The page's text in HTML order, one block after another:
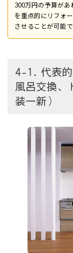
300万円の予算が
を重点的にリフォ
させることが可能で
4-1. 代表的
風呂交換、
装一新）